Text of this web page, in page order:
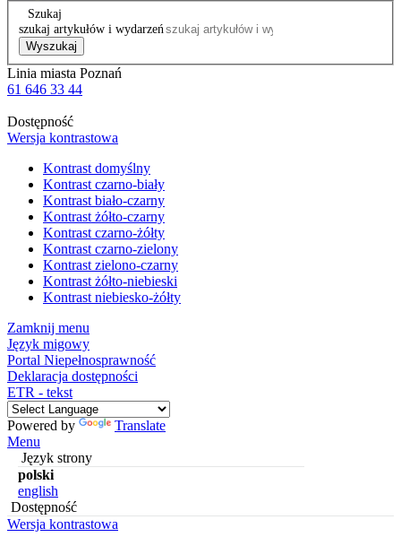
Szukaj
szukaj artykułów i wydarzeń
Wyszukaj
Linia miasta Poznań
61 646 33 44
Dostępność
Wersja kontrastowa
Kontrast domyślny
Kontrast czarno-biały
Kontrast biało-czarny
Kontrast żółto-czarny
Kontrast czarno-żółty
Kontrast czarno-zielony
Kontrast zielono-czarny
Kontrast żółto-niebieski
Kontrast niebiesko-żółty
Zamknij menu
Język migowy
Portal Niepełnosprawność
Deklaracja dostępności
ETR - tekst
Powered by
Translate
Menu
Język strony
polski
english
Dostępność
Wersja kontrastowa